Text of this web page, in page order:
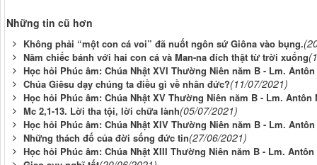
Những tin cũ hơn
Không phải “một con cá voi” đã nuốt ngôn sứ Giôna vào bụng.
Năm chiếc bánh với hai con cá và Man-na đích thật từ trời xuống
Học hỏi Phúc âm: Chúa Nhật XVI Thường Niên năm B - Lm.
Chúa Giêsu dạy chúng ta điều gì về nhân đức?(11/07/2021)
Học hỏi Phúc âm: Chúa Nhật XV Thường Niên năm B - Lm. Antôn
Mc 2,1-13. Lời tha tội, lời chữa lành(05/07/2021)
Học hỏi Phúc âm: Chúa Nhật XIV Thường Niên năm B - Lm.
Những thách đố của đời sống đức tin(27/06/2021)
Học hỏi Phúc âm: Chúa Nhật XIII Thường Niên năm B - Lm.